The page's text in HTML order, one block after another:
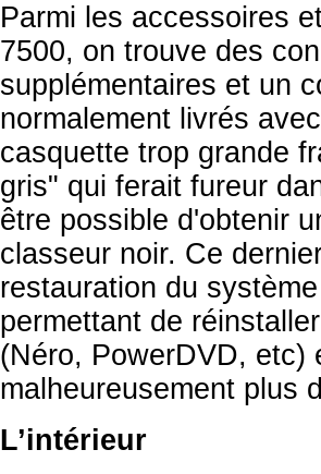
Parmi les accessoires
7500, on trouve des
supplémentaires et un
normalement livrés
casquette trop grande
gris" qui ferait fureur
être possible d'obtenir
classeur noir. Ce
restauration du
permettant de
(Néro, PowerDVD, etc)
malheureusement plus
L’intérieur